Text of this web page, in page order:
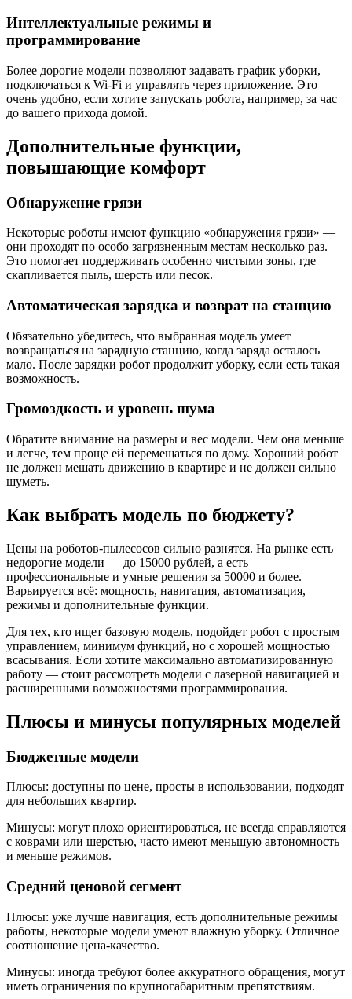
Интеллектуальные режимы и
программирование
Более дорогие модели позволяют задавать график уборки,
подключаться к Wi-Fi и управлять через приложение. Это
очень удобно, если хотите запускать робота, например, за час
до вашего прихода домой.
Дополнительные функции,
повышающие комфорт
Обнаружение грязи
Некоторые роботы имеют функцию «обнаружения грязи» —
они проходят по особо загрязненным местам несколько раз.
Это помогает поддерживать особенно чистыми зоны, где
скапливается пыль, шерсть или песок.
Автоматическая зарядка и возврат на станцию
Обязательно убедитесь, что выбранная модель умеет
возвращаться на зарядную станцию, когда заряда осталось
мало. После зарядки робот продолжит уборку, если есть такая
возможность.
Громоздкость и уровень шума
Обратите внимание на размеры и вес модели. Чем она меньше
и легче, тем проще ей перемещаться по дому. Хороший робот
не должен мешать движению в квартире и не должен сильно
шуметь.
Как выбрать модель по бюджету?
Цены на роботов-пылесосов сильно разнятся. На рынке есть
недорогие модели — до 15000 рублей, а есть
профессиональные и умные решения за 50000 и более.
Варьируется всё: мощность, навигация, автоматизация,
режимы и дополнительные функции.
Для тех, кто ищет базовую модель, подойдет робот с простым
управлением, минимум функций, но с хорошей мощностью
всасывания. Если хотите максимально автоматизированную
работу — стоит рассмотреть модели с лазерной навигацией и
расширенными возможностями программирования.
Плюсы и минусы популярных моделей
Бюджетные модели
Плюсы: доступны по цене, просты в использовании, подходят
для небольших квартир.
Минусы: могут плохо ориентироваться, не всегда справляются
с коврами или шерстью, часто имеют меньшую автономность
и меньше режимов.
Средний ценовой сегмент
Плюсы: уже лучше навигация, есть дополнительные режимы
работы, некоторые модели умеют влажную уборку. Отличное
соотношение цена-качество.
Минусы: иногда требуют более аккуратного обращения, могут
иметь ограничения по крупногабаритным препятствиям.